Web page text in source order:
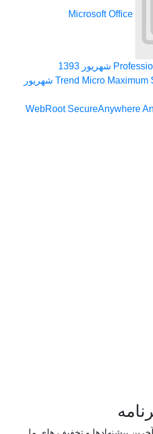
Microsoft Office
Trend Micro25 شهریور
WebRoot SecureAnywhere